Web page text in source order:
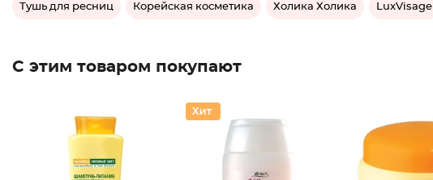
Тушь для ресниц Корейская косметика Холика Холика LuxVisage
С этим товаром покупают